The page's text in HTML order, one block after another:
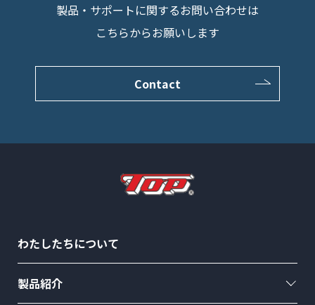
製品・サポートに関するお問い合わせは
こちらからお願いします
Contact
わたしたちについて
製品紹介